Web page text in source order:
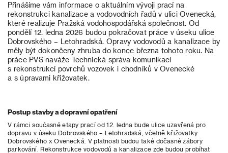
Přinášíme vám informace o aktuálním vývoji prací na
rekonstrukci kanalizace a vodovodních řadů v ulici Ovenecká,
které realizuje Pražská vodohospodářská společnost. Od
pondělí 12. ledna 2026 budou pokračovat práce v úseku ulice
Dobrovského – Letohradská. Opravy vodovodů a kanalizace by
měly být dokončeny zhruba do konce března tohoto roku. Na
práce PVS naváže Technická správa komunikací
s rekonstrukcí povrchů vozovek i chodníků v Ovenecké
a s úpravami křižovatek.
Postup stavby a dopravní opatření
V rámci současné etapy prací od 12. ledna bude ulice uzavřená pro
dopravu v úseku Dobrovského – Letohradská, včetně křižovatky
Dobrovského x Ovenecká. V platnosti budou také dočasné zábory
parkování. Rekonstrukce vodovodů a kanalizace zde budou probíhat